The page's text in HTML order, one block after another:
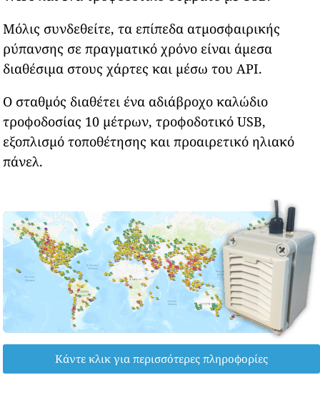
Μόλις συνδεθείτε, τα επίπεδα ατμοσφαιρικής
ρύπανσης σε πραγματικό χρόνο είναι άμεσα
διαθέσιμα στους χάρτες και μέσω του API.
Ο σταθμός διαθέτει ένα αδιάβροχο καλώδιο
τροφοδοσίας 10 μέτρων, τροφοδοτικό USB,
εξοπλισμό τοποθέτησης και προαιρετικό ηλιακό
πάνελ.
Κάντε κλικ για περισσότερες πληροφορίες